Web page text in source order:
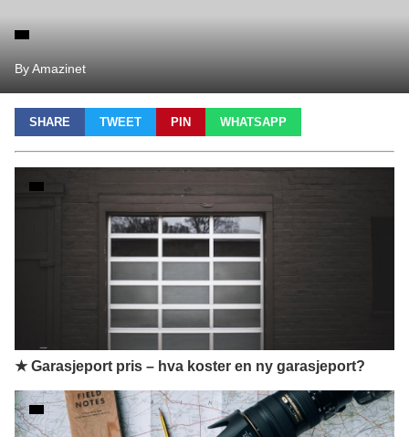
By Amazinet
SHARE TWEET PIN WHATSAPP
★ Garasjeport pris – hva koster en ny garasjeport?